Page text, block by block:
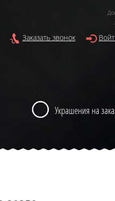
Заказать звонок
Украшения на